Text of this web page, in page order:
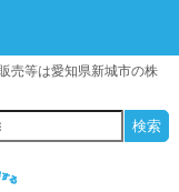
売等は愛知県新城市の株